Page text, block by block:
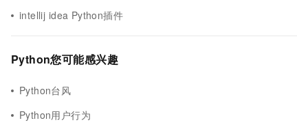
intellij idea Python插件
Python您可能感兴趣
Python台风
Python用户行为